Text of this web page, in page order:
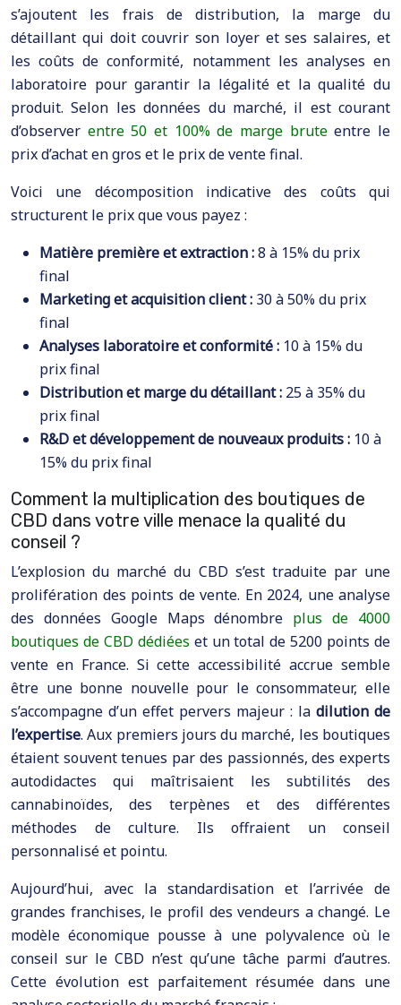
s’ajoutent les frais de distribution, la marge du
détaillant qui doit couvrir son loyer et ses salaires, et
les coûts de conformité, notamment les analyses en
laboratoire pour garantir la légalité et la qualité du
produit. Selon les données du marché, il est courant
d’observer entre 50 et 100% de marge bruteentre le
prix d’achat en gros et le prix de vente final.
Voici une décomposition indicative des coûts qui
structurent le prix que vous payez :
Matière première et extraction :8 à 15% du prix
final
Marketing et acquisition client : 30 à 50% du prix
final
Analyses laboratoire et conformité : 10 à 15% du
prix final
Distribution et marge du détaillant : 25 à 35% du
prix final
R&D et développement de nouveaux produits : 10 à
15% du prix final
Comment la multiplication des boutiques de
CBD dans votre ville menace la qualité du
conseil ?
L’explosion du marché du CBD s’est traduite par une
prolifération des points de vente. En 2024, une analyse
des données Google Maps dénombre plus de 4000
boutiques de CBD dédiées et un total de 5200 points de
vente en France. Si cette accessibilité accrue semble
être une bonne nouvelle pour le consommateur, elle
s’accompagne d’un effet pervers majeur : la dilution de
l’expertise. Aux premiers jours du marché, les boutiques
étaient souvent tenues par des passionnés, des experts
autodidactes qui maîtrisaient les subtilités des
cannabinoïdes, des terpènes et des différentes
méthodes de culture. Ils offraient un conseil
personnalisé et pointu.
Aujourd’hui, avec la standardisation et l’arrivée de
grandes franchises, le profil des vendeurs a changé. Le
modèle économique pousse à une polyvalence où le
conseil sur le CBD n’est qu’une tâche parmi d’autres.
Cette évolution est parfaitement résumée dans une